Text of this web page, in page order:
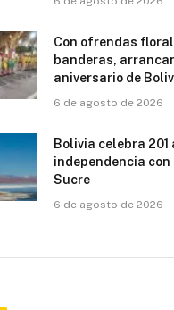
Con ofrendas
banderas,
aniversario de
6 de agosto de 2026
Bolivia celebra 201
independencia
Sucre
6 de agosto de 2026